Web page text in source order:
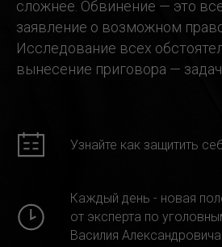
сложнее. Обвинение — это
заявление о возможном
Исследование всех
вынесение приговора —
Узнайте как защитить
Каждый день - новая
от эксперта по
Василия Александровича